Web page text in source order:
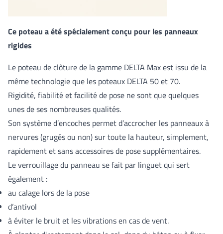
Ce poteau a été spécialement conçu pour les panneaux
rigides
Le poteau de clôture de la gamme DELTA Max est issu de la
même technologie que les poteaux DELTA 50 et 70.
Rigidité, fiabilité et facilité de pose ne sont que quelques
unes de ses nombreuses qualités.
Son système d’encoches permet d’accrocher les panneaux à
nervures (grugés ou non) sur toute la hauteur, simplement,
rapidement et sans accessoires de pose supplémentaires.
Le verrouillage du panneau se fait par linguet qui sert
également :
au calage lors de la pose
d’antivol
à éviter le bruit et les vibrations en cas de vent.